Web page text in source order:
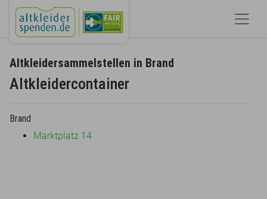
Altkleidersammelstellen in Brand
Altkleidercontainer
Brand
Marktplatz 14